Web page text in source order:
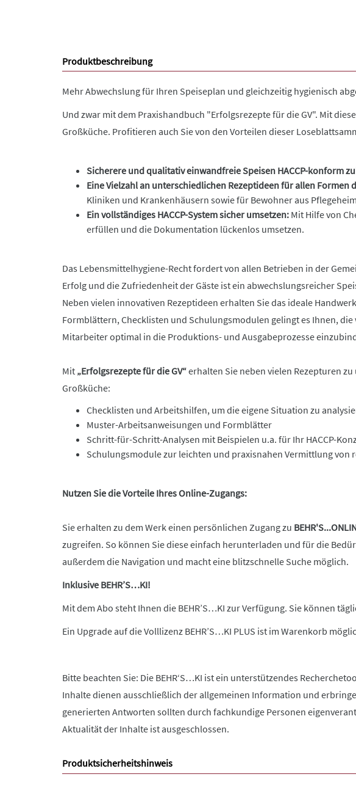
Produktbeschreibung
Mehr Abwechslung für Ihren Speiseplan und gleichzeitig hygienisch
Und zwar mit dem Praxishandbuch "Erfolgsrezepte für die GV". Mit
Großküche. Profitieren auch Sie von den Vorteilen dieser
Sicherere und qualitativ einwandfreie Speisen HACCP-konform
Eine Vielzahl an unterschiedlichen Rezeptideen für allen Formen
Kliniken und Krankenhäusern sowie für Bewohner aus
Ein vollständiges HACCP-System sicher umsetzen: Mit Hilfe von
erfüllen und die Dokumentation lückenlos umsetzen.
Das Lebensmittelhygiene-Recht fordert von allen Betrieben in der
Erfolg und die Zufriedenheit der Gäste ist ein abwechslungsreicher
Neben vielen innovativen Rezeptideen erhalten Sie das ideale
Formblättern, Checklisten und Schulungsmodulen gelingt es Ihnen,
Mitarbeiter optimal in die Produktions- und Ausgabeprozesse
Mit „Erfolgsrezepte für die GV“erhalten Sie neben vielen Rezepturen
Großküche:
Checklisten und Arbeitshilfen, um die eigene Situation zu
Muster-Arbeitsanweisungen und Formblätter
Schritt-für-Schritt-Analysen mit Beispielen u.a. für Ihr HACCP-
Schulungsmodule zur leichten und praxisnahen Vermittlung von
Nutzen Sie die Vorteile Ihres Online-Zugangs:
Sie erhalten zu dem Werk einen persönlichen Zugang zu
zugreifen. So können Sie diese einfach herunterladen und für die
außerdem die Navigation und macht eine blitzschnelle Suche möglich.
Inklusive BEHR’S…KI!
Mit dem Abo steht Ihnen die BEHR’S…KI zur Verfügung. Sie können
Ein Upgrade auf die Volllizenz BEHR’S…KI PLUS ist im Warenkorb
Bitte beachten Sie: Die BEHR‘S…KI ist ein unterstützendes
Inhalte dienen ausschließlich der allgemeinen Information und
generierten Antworten sollten durch fachkundige Personen
Aktualität der Inhalte ist ausgeschlossen.
Produktsicherheitshinweis